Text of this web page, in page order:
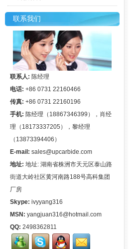
联系我们
联系人: 陈经理
电话: +86 0731 22160466
传真: +86 0731 22160196
手机: 陈经理（18867346399），肖经
理（18173337205），黎经理
（13873394406）
E-mail: sales@upcarbide.com
地址: 地址: 湖南省株洲市天元区泰山路
街道大岭社区黄河南路188号高科集团
厂房
Skype: ivyyang316
MSN: yangjuan316@hotmail.com
QQ: 2498362811